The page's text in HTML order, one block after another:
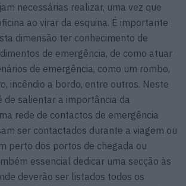
necessárias realizar, uma vez que
ao virar da esquina. É importante
dimensão ter conhecimento de
de emergência, de como atuar
de emergência, como um rombo,
incêndio a bordo, entre outros. Neste
de salientar a importância da
rede de contactos de emergência
ser contactados durante a viagem ou
perto dos portos de chegada ou
essencial dedicar uma secção às
deverão ser listados todos os